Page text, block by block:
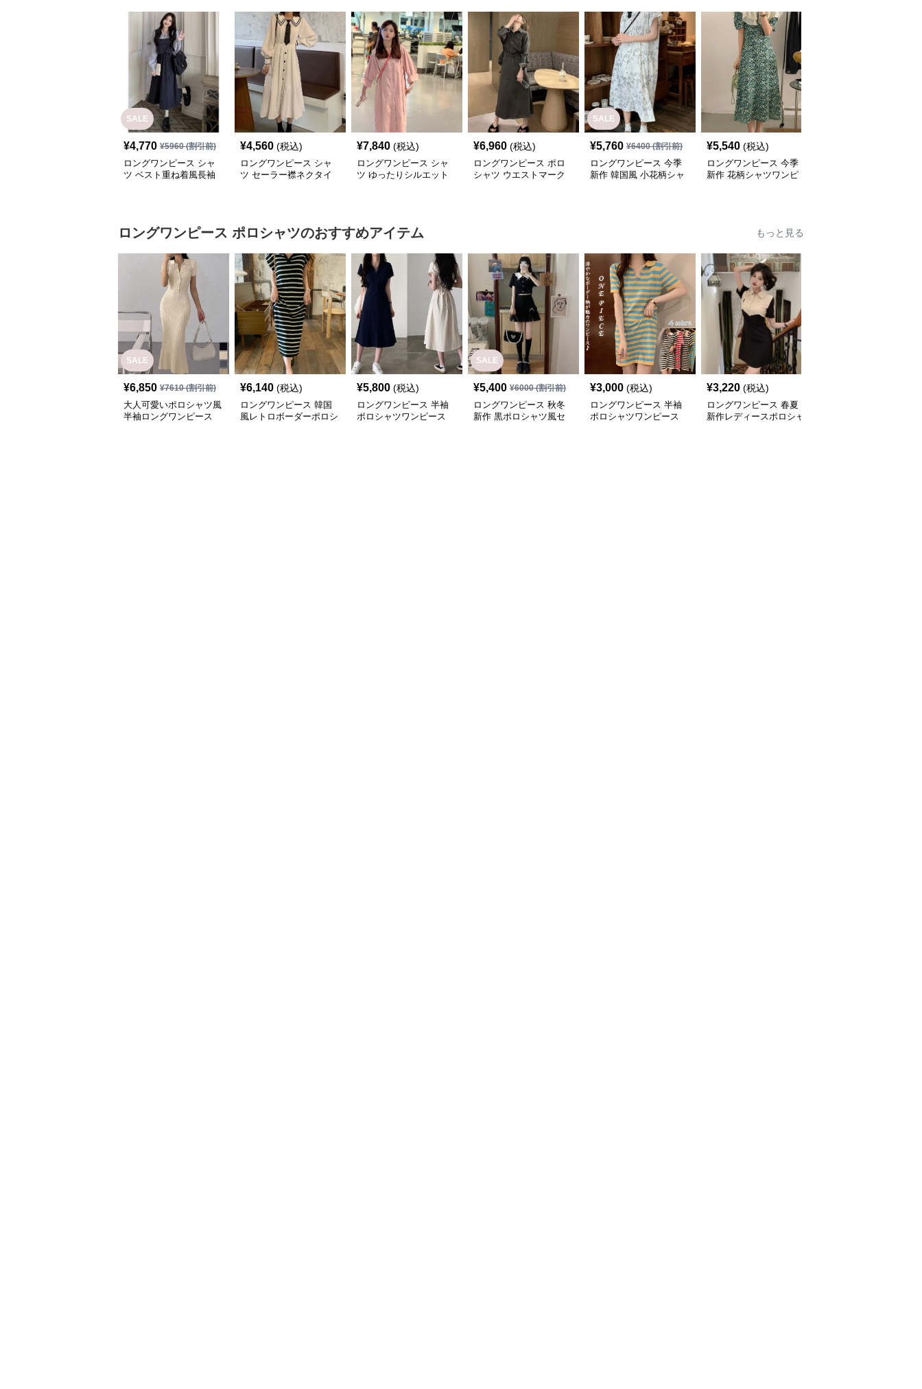
SALE
¥4,770 ¥5960(割引前)
ロングワンピース シャ
ツ ベスト重ね着風長袖
¥4,560 (税込)
ロングワンピース シャ
ツ セーラー襟ネクタイ
¥7,840 (税込)
ロングワンピース シャ
ツ ゆったりシルエット
¥6,960 (税込)
ロングワンピース ポロ
シャツ ウエストマーク
SALE
¥5,760 ¥6400(割引前)
ロングワンピース 今季
新作 韓国風 小花柄シャ
¥5,540 (税込)
ロングワンピース 今季
新作 花柄シャツワンピ
ロングワンピース ポロシャツのおすすめアイテム もっと見る
SALE
¥6,850 ¥7610(割引前)
大人可愛いポロシャツ風
半袖ロングワンピース
¥6,140 (税込)
ロングワンピース 韓国
風レトロボーダーポロシ
¥5,800 (税込)
ロングワンピース 半袖
ポロシャツワンピース
SALE
¥5,400 ¥6000(割引前)
ロングワンピース 秋冬
新作 黒ポロシャツ風セ
¥3,000 (税込)
ロングワンピース 半袖
ポロシャツワンピース
¥3,220 (税込)
ロングワンピース 春夏
新作レディースポロシャ